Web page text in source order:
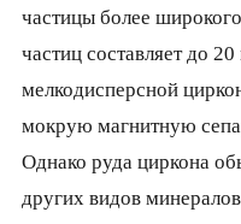
частицы более
частиц составляет до
мелкодисперсной
мокрую магнитную
Однако руда циркона
других видов